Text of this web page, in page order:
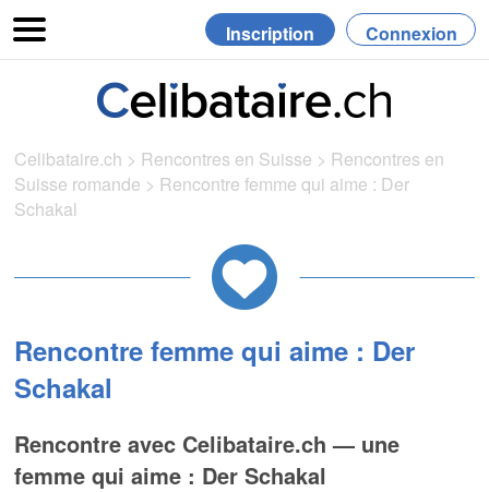
Inscription Connexion
Celibataire.ch > Rencontres en Suisse > Rencontres en
Suisse romande > Rencontre femme qui aime : Der
Schakal
Rencontre femme qui aime : Der
Schakal
Rencontre avec Celibataire.ch — une
femme qui aime : Der Schakal